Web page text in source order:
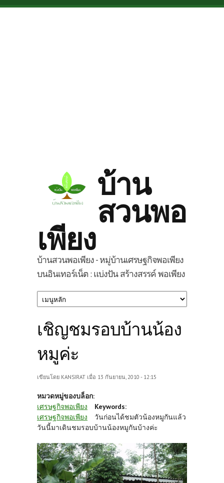
Skip to main content
บ้าน
สวนพอ
เพียง
บ้านสวนพอเพียง - หมู่บ้านเศรษฐกิจพอเพียง
บนอินเทอร์เน็ต : แบ่งปัน สร้างสรรค์ พอเพียง
เชิญชมรอบบ้านน้อง
หมูค่ะ
เขียนโดย KANSIRAT เมื่อ 13 กันยายน, 2010 - 12:15
หมวดหมู่ของบล็อก:
เศรษฐกิจพอเพียง
Keywords:
เศรษฐกิจพอเพียง
วันก่อนได้ชมตัวน้องหมูกันแล้ว
วันนี้มาเดินชมรอบบ้านน้องหมูกันบ้างค่ะ